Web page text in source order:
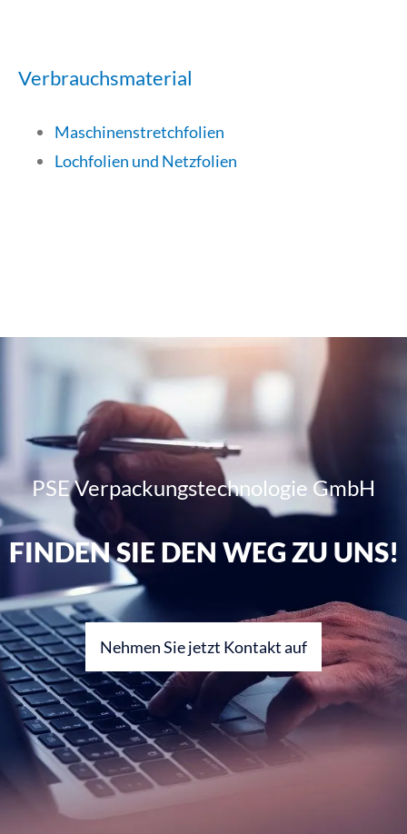
Verbrauchsmaterial
Maschinenstretchfolien
Lochfolien und Netzfolien
PSE Verpackungstechnologie GmbH
FINDEN SIE DEN WEG ZU UNS!
Nehmen Sie jetzt Kontakt auf